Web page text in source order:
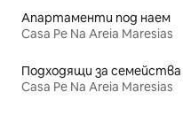
Апартаменти под наем
Casa Pe Na Areia Maresias
Casa Pe Na Areia Maresias